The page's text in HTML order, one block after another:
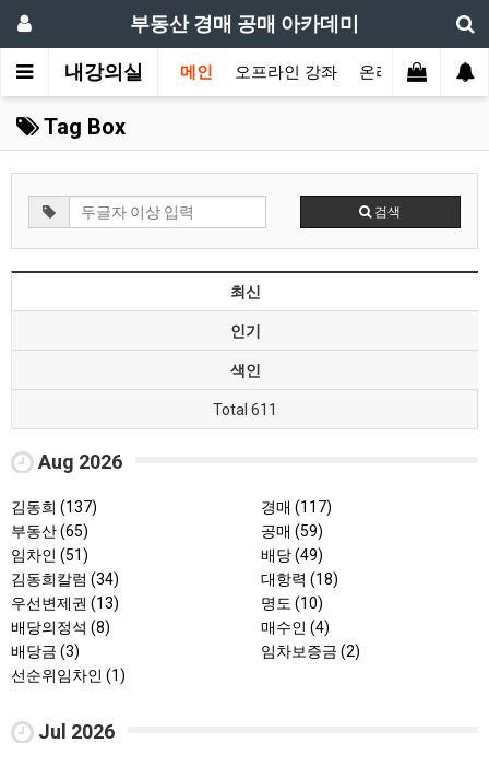
부동산 경매 공매 아카데미
내강의실 메인 오프라인 강좌 온라인 강좌 교
Tag Box
검색
최신
인기
색인
Total 611
Aug 2026
김동희 (137)
경매 (117)
부동산 (65)
공매 (59)
임차인 (51)
배당 (49)
김동희칼럼 (34)
대항력 (18)
우선변제권 (13)
명도 (10)
배당의정석 (8)
매수인 (4)
배당금 (3)
임차보증금 (2)
선순위임차인 (1)
Jul 2026